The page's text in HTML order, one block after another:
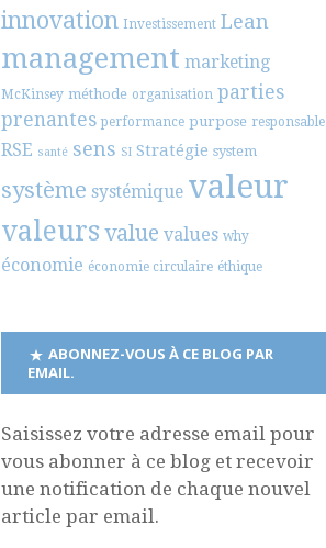
innovation Investissement Lean
management marketing
McKinsey méthode organisation parties
prenantes performance purpose responsable
RSE santé sens SI Stratégie system
système systémique valeur
valeursvalue values why
économie économie circulaire éthique
ABONNEZ-VOUS À CE BLOG PAR
EMAIL.
Saisissez votre adresse email pour
vous abonner à ce blog et recevoir
une notification de chaque nouvel
article par email.